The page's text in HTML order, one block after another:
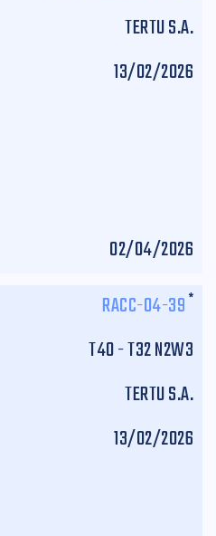
TERTU S.A.
13/02/2026
02/04/2026
RACC-04-39*
T40 - T32 N2W3
TERTU S.A.
13/02/2026